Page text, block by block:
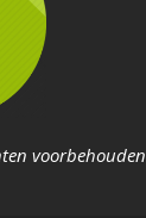
voorbehouden